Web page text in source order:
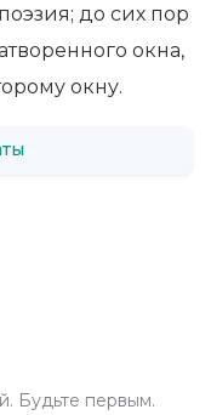
до сих пор
окна,
окну.
Будьте первым.